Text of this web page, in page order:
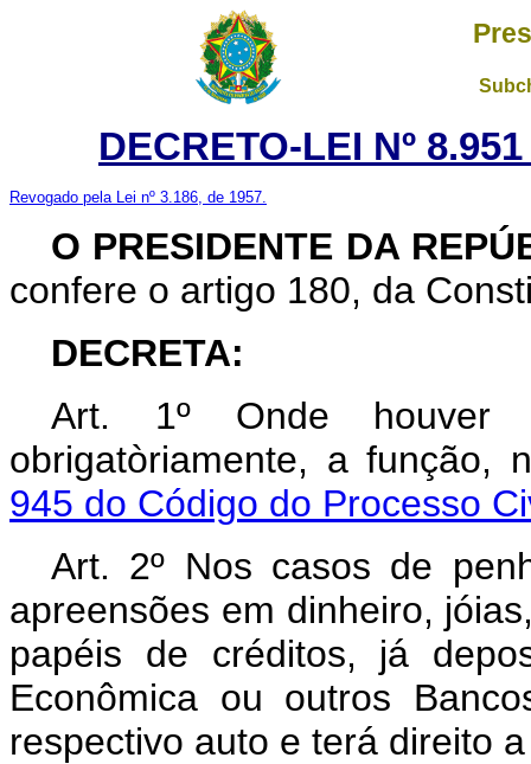
DECRETO-LEI Nº
Revogado pela Lei nº 3.186, de 1957.
O PRESIDENTE DA
confere o artigo 180, da
DECRETA:
Art. 1º Onde houver
obrigatòriamente, a
945 do Código do Processo
Art. 2º Nos casos de
apreensões em dinheiro,
papéis de créditos, já
Econômica ou outros
respectivo auto e terá direito